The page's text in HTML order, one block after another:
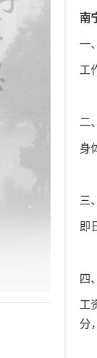
南
一
工
二
身
三
即
四
工
分